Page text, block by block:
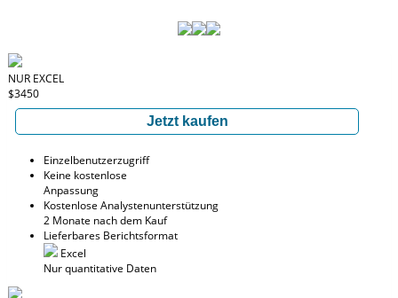
NUR EXCEL
$3450
Jetzt kaufen
Einzelbenutzerzugriff
Keine kostenlose
Anpassung
Kostenlose Analystenunterstützung
2 Monate nach dem Kauf
Lieferbares Berichtsformat
Excel
Nur quantitative Daten